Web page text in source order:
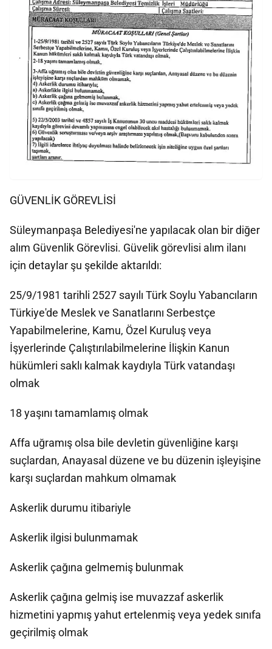
GÜVENLİK GÖREVLİSİ
Süleymanpaşa Belediyesi'ne yapılacak olan bir diğer
alım Güvenlik Görevlisi. Güvelik görevlisi alım ilanı
için detaylar şu şekilde aktarıldı:
25/9/1981 tarihli 2527 sayılı Türk Soylu Yabancıların
Türkiye'de Meslek ve Sanatlarını Serbestçe
Yapabilmelerine, Kamu, Özel Kuruluş veya
İşyerlerinde Çalıştırılabilmelerine İlişkin Kanun
hükümleri saklı kalmak kaydıyla Türk vatandaşı
olmak
18 yaşını tamamlamış olmak
Affa uğramış olsa bile devletin güvenliğine karşı
suçlardan, Anayasal düzene ve bu düzenin işleyişine
karşı suçlardan mahkum olmamak
Askerlik durumu itibariyle
Askerlik ilgisi bulunmamak
Askerlik çağına gelmemiş bulunmak
Askerlik çağına gelmiş ise muvazzaf askerlik
hizmetini yapmış yahut ertelenmiş veya yedek sınıfa
geçirilmiş olmak